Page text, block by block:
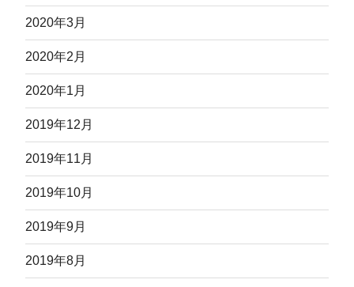
2020年3月
2020年2月
2020年1月
2019年12月
2019年11月
2019年10月
2019年9月
2019年8月